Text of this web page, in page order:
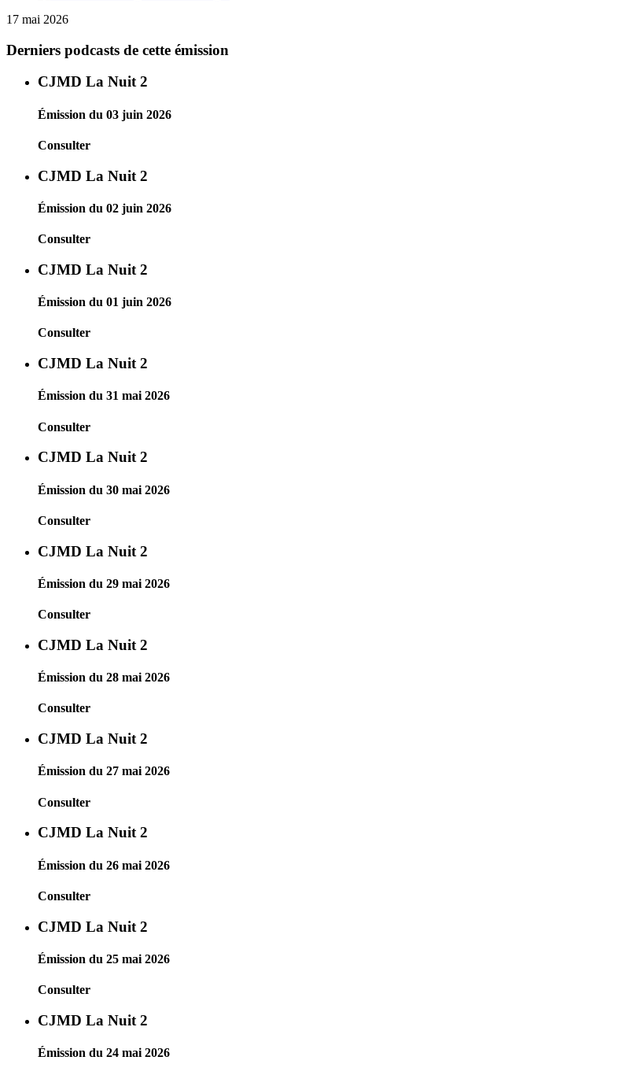
17 mai 2026
Derniers podcasts de cette émission
CJMD La Nuit 2
Émission du 03 juin 2026
Consulter
CJMD La Nuit 2
Émission du 02 juin 2026
Consulter
CJMD La Nuit 2
Émission du 01 juin 2026
Consulter
CJMD La Nuit 2
Émission du 31 mai 2026
Consulter
CJMD La Nuit 2
Émission du 30 mai 2026
Consulter
CJMD La Nuit 2
Émission du 29 mai 2026
Consulter
CJMD La Nuit 2
Émission du 28 mai 2026
Consulter
CJMD La Nuit 2
Émission du 27 mai 2026
Consulter
CJMD La Nuit 2
Émission du 26 mai 2026
Consulter
CJMD La Nuit 2
Émission du 25 mai 2026
Consulter
CJMD La Nuit 2
Émission du 24 mai 2026